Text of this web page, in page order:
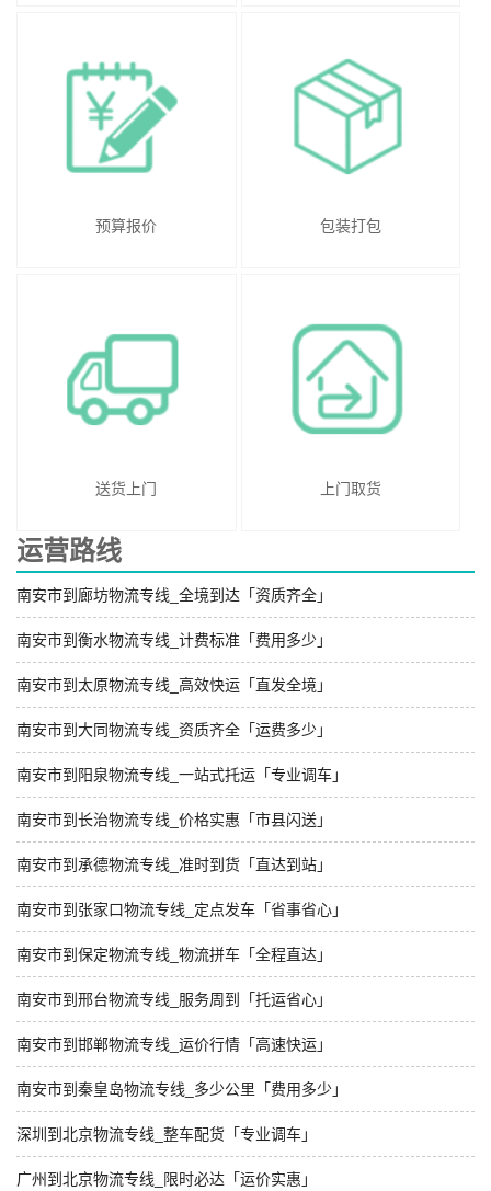
预算报价 包装打包
送货上门 上门取货
运营路线
南安市到廊坊物流专线_全境到达「资质齐全」
南安市到衡水物流专线_计费标准「费用多少」
南安市到太原物流专线_高效快运「直发全境」
南安市到大同物流专线_资质齐全「运费多少」
南安市到阳泉物流专线_一站式托运「专业调车」
南安市到长治物流专线_价格实惠「市县闪送」
南安市到承德物流专线_准时到货「直达到站」
南安市到张家口物流专线_定点发车「省事省心」
南安市到保定物流专线_物流拼车「全程直达」
南安市到邢台物流专线_服务周到「托运省心」
南安市到邯郸物流专线_运价行情「高速快运」
南安市到秦皇岛物流专线_多少公里「费用多少」
深圳到北京物流专线_整车配货「专业调车」
广州到北京物流专线_限时必达「运价实惠」